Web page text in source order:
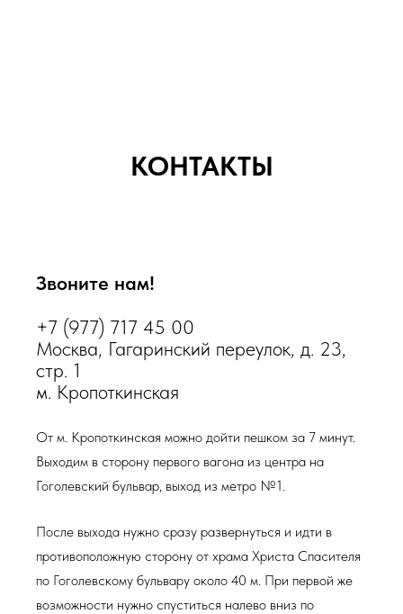
КОНТАКТЫ
Звоните нам!
+7 (977) 717 45 00
Москва, Гагаринский переулок, д. 23,
стр. 1
м. Кропоткинская
От м. Кропоткинская можно дойти пешком за 7 минут.
Выходим в сторону первого вагона из центра на
Гоголевский бульвар, выход из метро №1.
После выхода нужно сразу развернуться и идти в
противоположную сторону от храма Христа Спасителя
по Гоголевскому бульвару около 40 м. При первой же
возможности нужно спуститься налево вниз по